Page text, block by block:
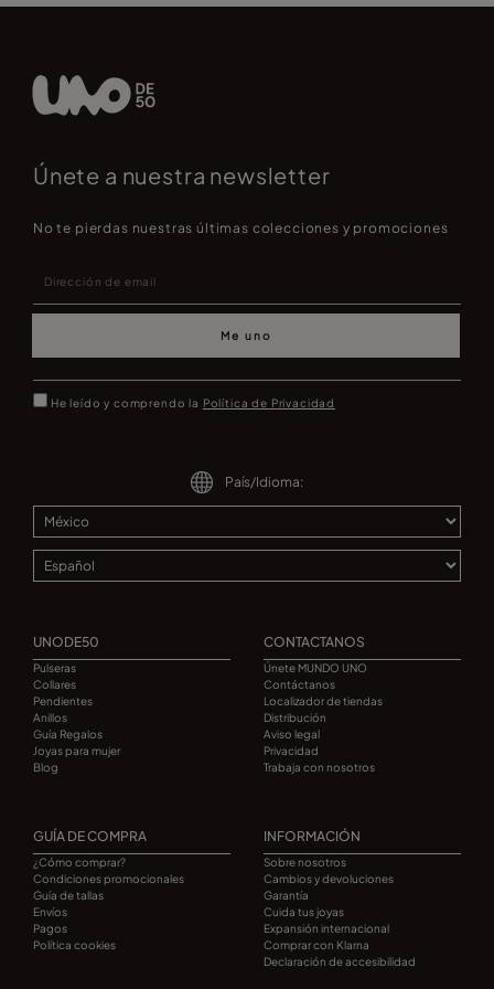
Únete a nuestra newsletter
No te pierdas nuestras últimas colecciones y promociones
Me uno
He leído y comprendo la Política de Privacidad
País/Idioma:
UNODE50
Pulseras
Collares
Pendientes
Anillos
Guía Regalos
Joyas para mujer
Blog
CONTACTANOS
Únete MUNDO UNO
Contáctanos
Localizador de tiendas
Distribución
Aviso legal
Privacidad
Trabaja con nosotros
GUÍA DE COMPRA
¿Cómo comprar?
Condiciones promocionales
Guía de tallas
Envíos
Pagos
Política cookies
INFORMACIÓN
Sobre nosotros
Cambios y devoluciones
Garantía
Cuida tus joyas
Expansión internacional
Comprar con Klarna
Declaración de accesibilidad